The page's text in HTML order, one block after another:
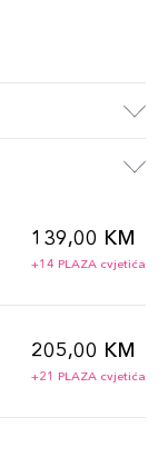
139,00 KM
+14 PLAZA cvjetića
205,00 KM
+21 PLAZA cvjetića